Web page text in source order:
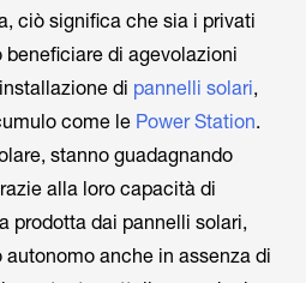
ciò significa che sia i privati
di agevolazioni
di pannelli solari,
come le Power Station.
stanno guadagnando
alla loro capacità di
prodotta dai pannelli solari,
anche in assenza di